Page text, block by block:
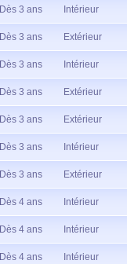
Dès 3 ans Intérieur
Dès 3 ans Extérieur
Dès 3 ans Intérieur
Dès 3 ans Extérieur
Dès 3 ans Extérieur
Dès 3 ans Intérieur
Dès 3 ans Extérieur
Dès 4 ans Intérieur
Dès 4 ans Intérieur
Dès 4 ans Intérieur